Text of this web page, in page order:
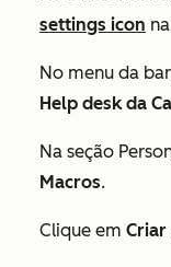
settings icon
No menu da
Help desk da
Na seção
Macros.
Clique em